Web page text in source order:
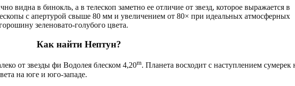
видна в бинокль, а в телескоп заметно ее отличие от звезд, которое выражается в
с апертурой свыше 80 мм и увеличением от 80× при идеальных атмосферных
зеленовато-голубого цвета.
Как найти Нептун?
от звезды фи Водолея блеском 4,20m. Планета восходит с наступлением сумерек
на юге и юго-западе.